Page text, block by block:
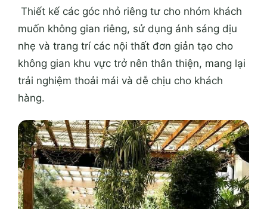
Thiết kế các góc nhỏ riêng tư cho nhóm khách
muốn không gian riêng, sử dụng ánh sáng dịu
nhẹ và trang trí các nội thất đơn giản tạo cho
không gian khu vực trở nên thân thiện, mang lại
trải nghiệm thoải mái và dễ chịu cho khách
hàng.